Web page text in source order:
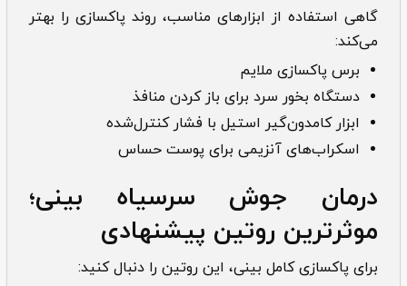
گاهی استفاده از ابزارهای مناسب، روند پاکسازی را بهتر
می‌کند:
برس پاکسازی ملایم
دستگاه بخور سرد برای باز کردن منافذ
ابزار کامدون‌گیر استیل با فشار کنترل‌شده
اسکراب‌های آنزیمی برای پوست حساس
درمان جوش سرسیاه بینی؛
موثرترین روتین پیشنهادی
برای پاکسازی کامل بینی، این روتین را دنبال کنید: